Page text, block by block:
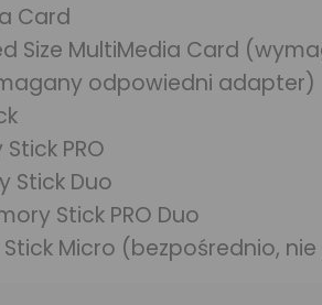
Card
Size MultiMedia Card
odpowiedni adapter)
PRO
Stick Duo
Stick PRO Duo
Stick Micro (bezpośrednio,